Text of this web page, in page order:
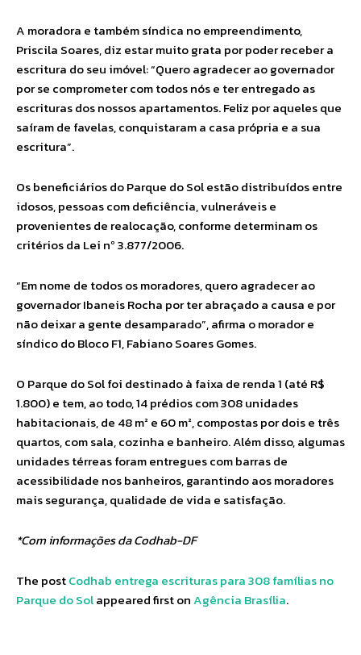
A moradora e também síndica no empreendimento,
Priscila Soares, diz estar muito grata por poder receber a
escritura do seu imóvel: “Quero agradecer ao governador
por se comprometer com todos nós e ter entregado as
escrituras dos nossos apartamentos. Feliz por aqueles que
saíram de favelas, conquistaram a casa própria e a sua
escritura”.
Os beneficiários do Parque do Sol estão distribuídos entre
idosos, pessoas com deficiência, vulneráveis e
provenientes de realocação, conforme determinam os
critérios da Lei nº 3.877/2006.
“Em nome de todos os moradores, quero agradecer ao
governador Ibaneis Rocha por ter abraçado a causa e por
não deixar a gente desamparado”, afirma o morador e
síndico do Bloco F1, Fabiano Soares Gomes.
O Parque do Sol foi destinado à faixa de renda 1 (até R$
1.800) e tem, ao todo, 14 prédios com 308 unidades
habitacionais, de 48 m² e 60 m², compostas por dois e três
quartos, com sala, cozinha e banheiro. Além disso, algumas
unidades térreas foram entregues com barras de
acessibilidade nos banheiros, garantindo aos moradores
mais segurança, qualidade de vida e satisfação.
*Com informações da Codhab-DF
The postCodhab entrega escrituras para 308 famílias no
Parque do Solappeared first onAgência Brasília.